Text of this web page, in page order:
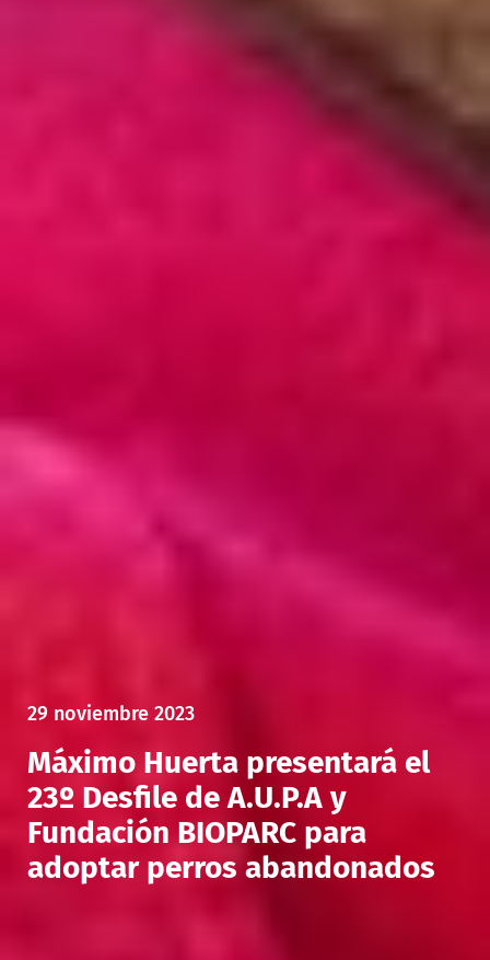
29 noviembre 2023
Máximo Huerta presentará el
23º Desfile de A.U.P.A y
Fundación BIOPARC para
adoptar perros abandonados